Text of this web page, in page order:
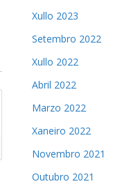
Xullo 2023
Setembro 2022
Xullo 2022
Abril 2022
Marzo 2022
Xaneiro 2022
Novembro 2021
Outubro 2021